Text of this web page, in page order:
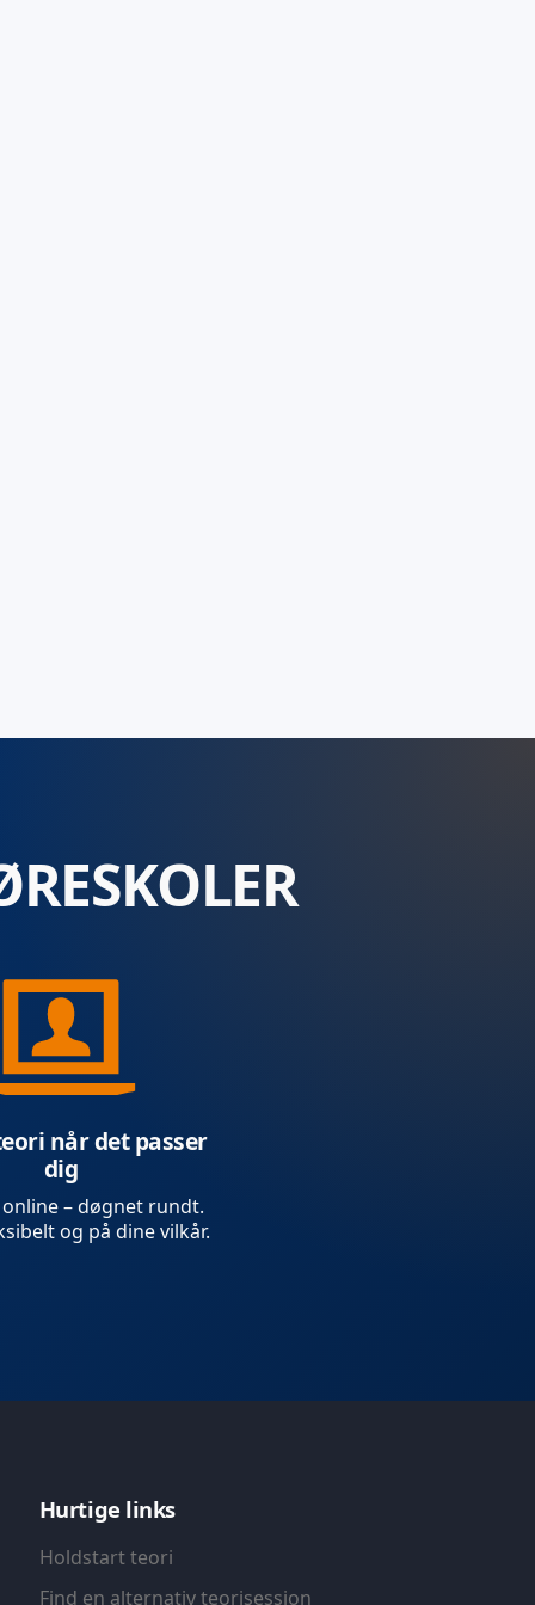
når det passer
dig
– døgnet rundt.
og på dine vilkår.
Hurtige links
Holdstart teori
Find en alternativ teorisession